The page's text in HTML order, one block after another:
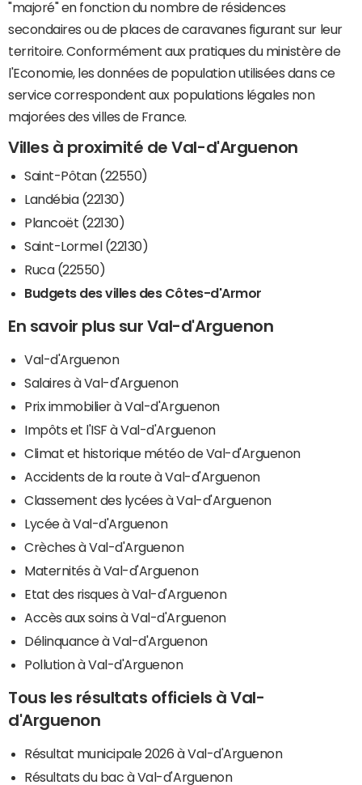
"majoré" en fonction du nombre de résidences
secondaires ou de places de caravanes figurant sur leur
territoire. Conformément aux pratiques du ministère de
l'Economie, les données de population utilisées dans ce
service correspondent aux populations légales non
majorées des villes de France.
Villes à proximité de Val-d'Arguenon
Saint-Pôtan (22550)
Landébia (22130)
Plancoët (22130)
Saint-Lormel (22130)
Ruca (22550)
Budgets des villes des Côtes-d'Armor
En savoir plus sur Val-d'Arguenon
Val-d'Arguenon
Salaires à Val-d'Arguenon
Prix immobilier à Val-d'Arguenon
Impôts et l'ISF à Val-d'Arguenon
Climat et historique météo de Val-d'Arguenon
Accidents de la route à Val-d'Arguenon
Classement des lycées à Val-d'Arguenon
Lycée à Val-d'Arguenon
Crèches à Val-d'Arguenon
Maternités à Val-d'Arguenon
Etat des risques à Val-d'Arguenon
Accès aux soins à Val-d'Arguenon
Délinquance à Val-d'Arguenon
Pollution à Val-d'Arguenon
Tous les résultats officiels à Val-
d'Arguenon
Résultat municipale 2026 à Val-d'Arguenon
Résultats du bac à Val-d'Arguenon